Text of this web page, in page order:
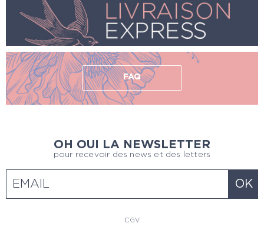
FAQ
OH OUI LA NEWSLETTER
pour recevoir des news et des letters
CGV